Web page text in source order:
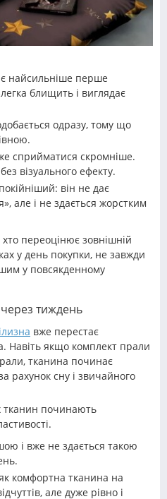
найсильніше перше
блищить і виглядає
одразу, тому що
сприйматися скромніше.
візуального ефекту.
він не дає
але і не здається жорстким
переоцінює зовнішній
у день покупки, не завжди
у повсякденному
через тиждень
вже перестає
Навіть якщо комплект прали
тканина починає
рахунок сну і звичайного
тканин починають
і вже не здається такою
комфортна тканина на
але дуже рівно і